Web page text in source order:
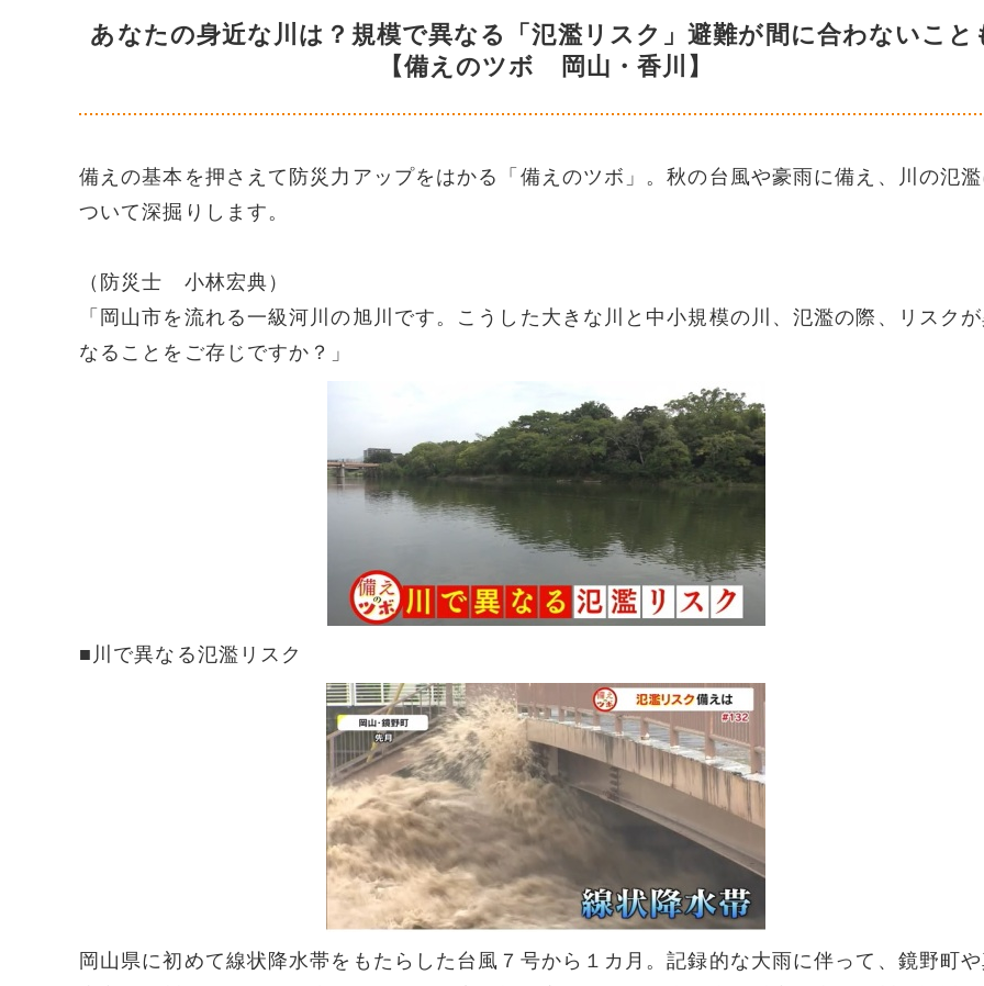
あなたの身近な川は？規模で異なる「氾濫リスク」避難が間に合わないこと
【備えのツボ 岡山・香川】
備えの基本を押さえて防災力アップをはかる「備えのツボ」。秋の台風や豪雨に備え、川の氾
ついて深掘りします。
（防災士 小林宏典）
「岡山市を流れる一級河川の旭川です。こうした大きな川と中小規模の川、氾濫の際、リスク
なることをご存じですか？」
■川で異なる氾濫リスク
岡山県に初めて線状降水帯をもたらした台風７号から１カ月。記録的な大雨に伴って、鏡野町